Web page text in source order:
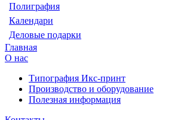
Полиграфия
Календари
Деловые подарки
Главная
О нас
Типография Икс-принт
Производство и оборудование
Полезная информация